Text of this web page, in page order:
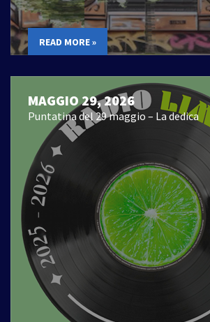
READ MORE »
MAGGIO 29, 2026
Puntatina del 29 maggio – La dedica